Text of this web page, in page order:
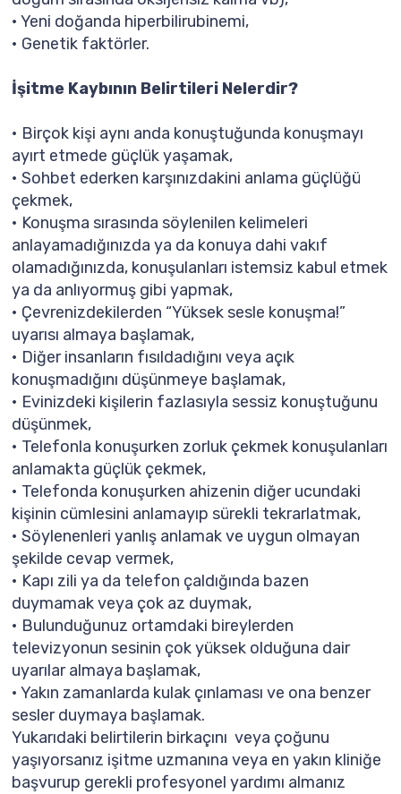
• Yeni doğanda hiperbilirubinemi,
• Genetik faktörler.
İşitme Kaybının Belirtileri Nelerdir?
• Birçok kişi aynı anda konuştuğunda konuşmayı
ayırt etmede güçlük yaşamak,
• Sohbet ederken karşınızdakini anlama güçlüğü
çekmek,
• Konuşma sırasında söylenilen kelimeleri
anlayamadığınızda ya da konuya dahi vakıf
olamadığınızda, konuşulanları istemsiz kabul etmek
ya da anlıyormuş gibi yapmak,
• Çevrenizdekilerden “Yüksek sesle konuşma!”
uyarısı almaya başlamak,
• Diğer insanların fısıldadığını veya açık
konuşmadığını düşünmeye başlamak,
• Evinizdeki kişilerin fazlasıyla sessiz konuştuğunu
düşünmek,
• Telefonla konuşurken zorluk çekmek konuşulanları
anlamakta güçlük çekmek,
• Telefonda konuşurken ahizenin diğer ucundaki
kişinin cümlesini anlamayıp sürekli tekrarlatmak,
• Söylenenleri yanlış anlamak ve uygun olmayan
şekilde cevap vermek,
• Kapı zili ya da telefon çaldığında bazen
duymamak veya çok az duymak,
• Bulunduğunuz ortamdaki bireylerden
televizyonun sesinin çok yüksek olduğuna dair
uyarılar almaya başlamak,
• Yakın zamanlarda kulak çınlaması ve ona benzer
sesler duymaya başlamak.
Yukarıdaki belirtilerin birkaçını veya çoğunu
yaşıyorsanız işitme uzmanına veya en yakın kliniğe
başvurup gerekli profesyonel yardımı almanız